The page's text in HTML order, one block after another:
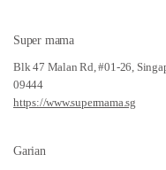
Super mama
Blk 47 Malan Rd, #01-26,
09444
https://www.supermama.sg
Garian